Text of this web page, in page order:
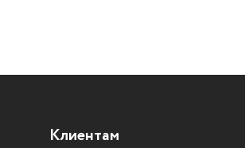
Клиентам